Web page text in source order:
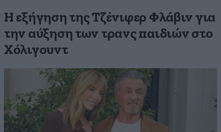
Η εξήγηση της Τζένιφερ Φλάβιν για
την αύξηση των τρανς παιδιών στο
Χόλιγουντ